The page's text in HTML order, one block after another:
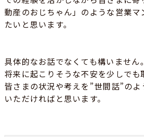
動産のおじちゃん」のような営業マ
たいと思います。
具体的なお話でなくても構いません。
将来に起こりそうな不安を少しでも
皆さまの状況や考えを”世間話”の
いただければと思います。